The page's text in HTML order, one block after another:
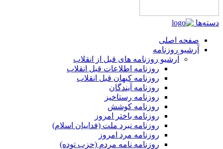
دسته‌ها
صفحه اصلی
آرشیو روزنامه
آرشیو روزنامه های قبل از انقلاب
روزنامه اطلاعات قبل انقلاب
روزنامه کیهان قبل انقلاب
روزنامه آیندگان
روزنامه رستاخیز
روزنامه کوشش
روزنامه باختر امروز
روزنامه نبرد ملت (فداییان اسلام)
روزنامه مرد امروز
روزنامه نامه مردم (حزب توده)